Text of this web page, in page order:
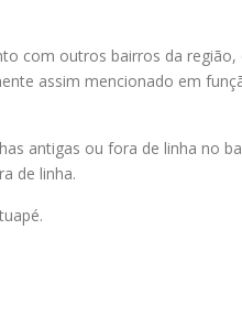
com outros bairros da região,
assim mencionado em
antigas ou fora de linha no
de linha.